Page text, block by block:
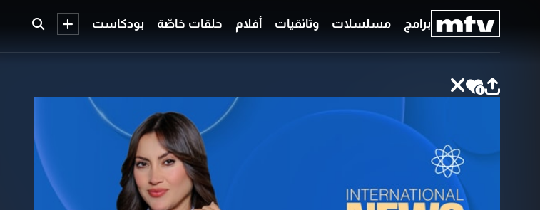
برامج مسلسلات وثائقيات أفلام حلقات خاصّة بودكاست
برامج
وثائقيات
أفلام
بودكاست
البرامج
قائمتي